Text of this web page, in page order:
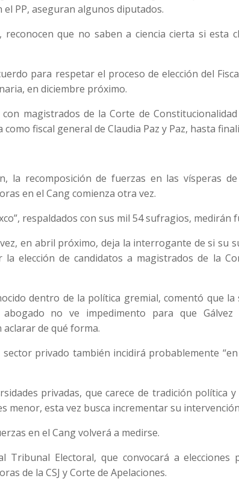
PP, aseguran algunos diputados.
reconocen que no saben a ciencia cierta si esta
para respetar el proceso de elección del
en diciembre próximo.
magistrados de la Corte de
fiscal general de Claudia Paz y Paz, hasta
la recomposición de fuerzas en las vísperas
en el Cang comienza otra vez.
respaldados con sus mil 54 sufragios, medirán
en abril próximo, deja la interrogante de si su
elección de candidatos a magistrados de la
dentro de la política gremial, comentó que la
no ve impedimento para que Gálvez
aclarar de qué forma.
privado también incidirá probablemente
privadas, que carece de tradición política
menor, esta vez busca incrementar su
en el Cang volverá a medirse.
Tribunal Electoral, que convocará a elecciones
de la CSJ y Corte de Apelaciones.